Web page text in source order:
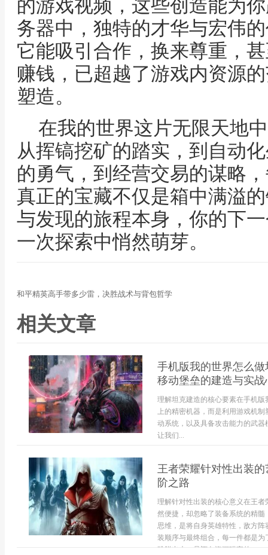
的游戏视频，这些创造能为
务器中，独特的才华与宏伟
它能吸引合作，换来尊重，
赚钱，已超越了游戏内资源
塑造。
在我的世界这片无限天地
从挥镐挖矿的踏实，到自动
的勇气，到经营交易的谋略
真正的宝藏不仅是箱中满溢
与发现的旅程本身，你的下
一次探索中悄然萌芽。
和平精英高手带多少雷，决胜战术与背包哲学
相关文章
手机版我的世界怎么
移动堡垒的建造与实战
理解坦克建造的核心要素在手机
上的精密机器，而是利用游戏机
动系统，以及具备攻击能力的武
让我们...
王者荣耀针对性出装
阶之路
理解针对性出装的核心意义在王
然便捷，却忽略了装备系统的精
思维，是将自身英雄特性，敌方
装顺序与最终组合，每一件都是
跳脱出来，是迈向资深玩家的...